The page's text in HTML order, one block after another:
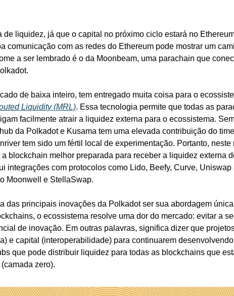
de liquidez, já que o capital no próximo ciclo estará no
comunicação com as redes do Ethereum pode mostrar um
a ser lembrado é o da Moonbeam, uma parachain que
de baixa inteiro, tem entregado muita coisa para o
Liquidity (MRL). Essa tecnologia permite que todas as
facilmente atrair a liquidez externa para o ecossistema.
da Polkadot e Kusama tem uma elevada contribuição do
tem sido um fértil local de experimentação. Portanto, neste
blockchain melhor preparada para receber a liquidez externa
integrações com protocolos como Lido, Beefy, Curve,
Moonwell e StellaSwap.
das principais inovações da Polkadot ser sua abordagem
o ecossistema resolve uma dor do mercado: evitar a
de inovação. Em outras palavras, significa dizer que
e capital (interoperabilidade) para continuarem
zero).